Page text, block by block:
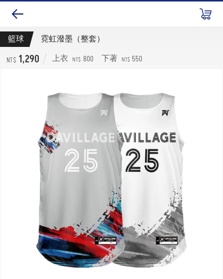
籃球 霓虹潑墨（整套）
1,290 上衣 800 下著 550